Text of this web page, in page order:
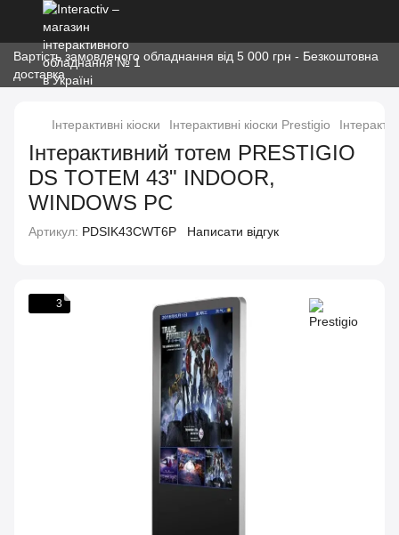
Вартість замовленого обладнання від 5 000 грн - Безкоштовна
доставка
Інтерактивні кіоски Інтерактивні кіоски Prestigio
Інтерактивний тотем PRESTIGIO
DS TOTEM 43" INDOOR,
WINDOWS PC
Артикул: PDSIK43CWT6P Написати відгук
3